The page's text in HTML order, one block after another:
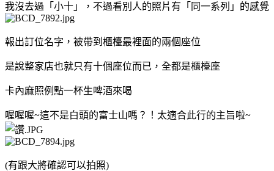
我沒去過「小十」，不過看別人的照片有「同一系列」的感覺
報出訂位名字，被帶到櫃檯最裡面的兩個座位
是說整家店也就只有十個座位而已，全都是櫃檯座
卡內麻照例點一杯生啤酒來喝
喔喔喔~這不是白頭的富士山嗎？！太適合此行的主旨啦~
(有跟大將確認可以拍照)